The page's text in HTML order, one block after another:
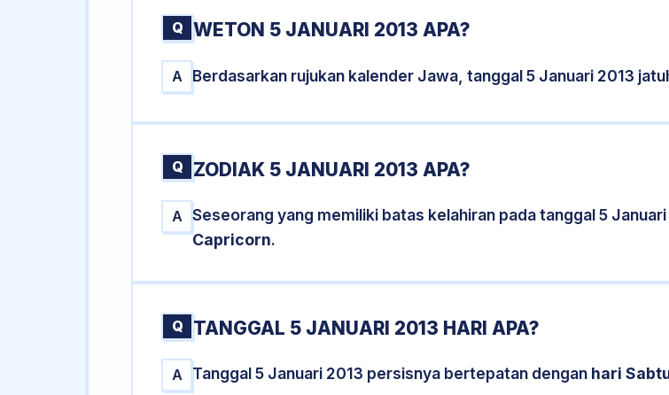
Q WETON 5 JANUARI 2013 APA?
A Berdasarkan rujukan kalender Jawa, tanggal 5 Januari 2013
Q ZODIAK 5 JANUARI 2013 APA?
A Seseorang yang memiliki batas kelahiran pada tanggal 5
Capricorn.
Q TANGGAL 5 JANUARI 2013 HARI APA?
A Tanggal 5 Januari 2013 persisnya bertepatan dengan hari